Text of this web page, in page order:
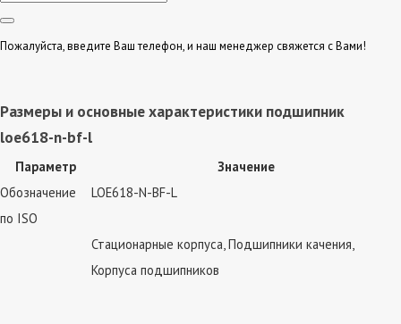
Пожалуйста, введите Ваш телефон, и наш менеджер свяжется с Вами!
Размеры и основные характеристики подшипник
loe618-n-bf-l
Параметр
Значение
Обозначение
по ISO
LOE618-N-BF-L
Стационарные корпуса, Подшипники качения,
Корпуса подшипников